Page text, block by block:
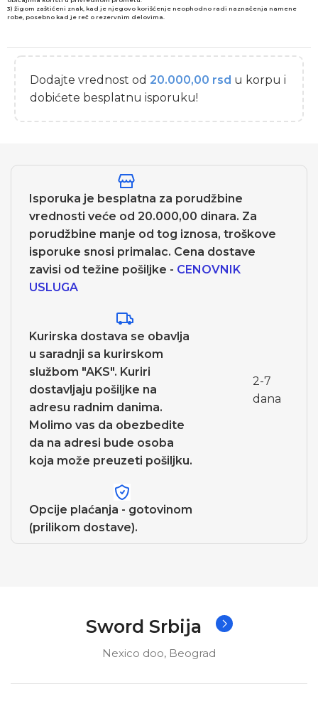
3) žigom zaštićeni znak, kad je njegovo korišćenje neophodno radi naznačenja namene
robe, posebno kad je reč o rezervnim delovima.
Dodajte vrednost od20.000,00 rsd u korpu i
dobićete besplatnu isporuku!
Isporuka je besplatna za porudžbine
vrednosti veće od 20.000,00 dinara. Za
porudžbine manje od tog iznosa, troškove
isporuke snosi primalac. Cena dostave
zavisi od težine pošiljke - CENOVNIK
USLUGA
Kurirska dostava se obavlja
u saradnji sa kurirskom
službom "AKS". Kuriri
dostavljaju pošiljke na
adresu radnim danima.
Molimo vas da obezbedite
da na adresi bude osoba
koja može preuzeti pošiljku.
2-7
dana
Opcije plaćanja - gotovinom
(prilikom dostave).
Sword Srbija
Nexico doo, Beograd